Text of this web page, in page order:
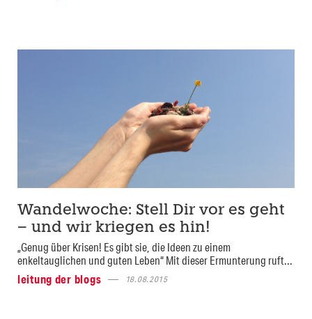
Wandelwoche: Stell Dir vor es geht
– und wir kriegen es hin!
„Genug über Krisen! Es gibt sie, die Ideen zu einem
enkeltauglichen und guten Leben“ Mit dieser Ermunterung ruft...
leitung der blogs
18.08.2015